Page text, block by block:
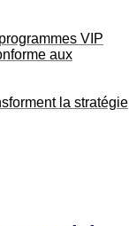
VIP
aux
la stratégie